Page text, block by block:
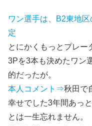
ワン選手は、B2東地
定
とにかくもっとプレー
3Pを3本も決めたワン
的だったが。
本人コメント⇒秋田で
幸せでした3年間あっ
とは一生忘れません。